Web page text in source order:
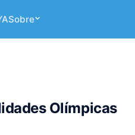
Sobre
Olímpicas